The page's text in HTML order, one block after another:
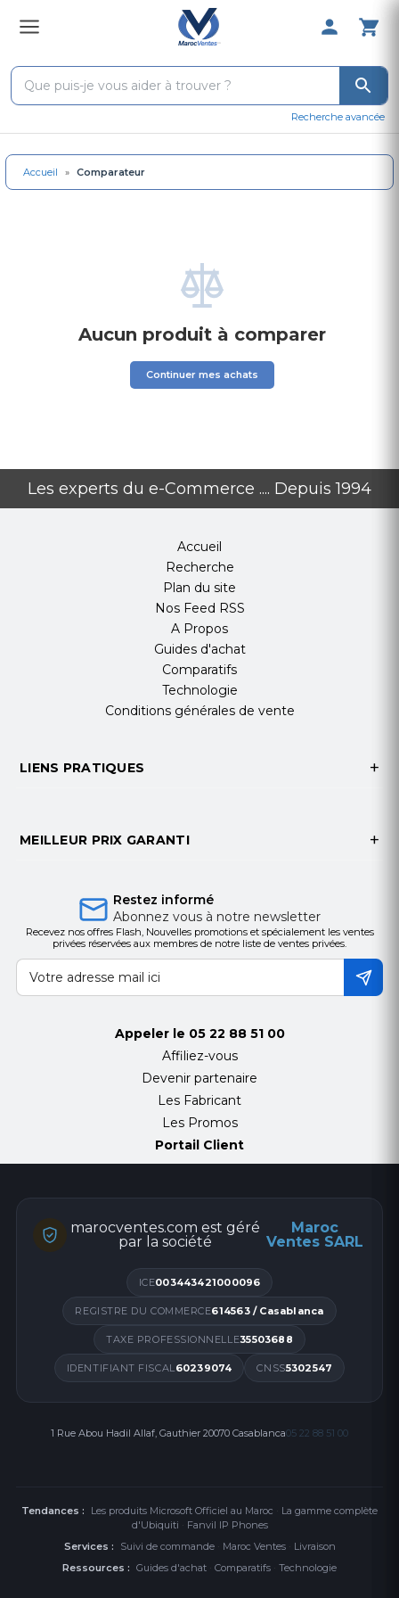
0 Produit
Recherche avancée
Accueil » Comparateur
Aucun produit à comparer
Continuer mes achats
Les experts du e-Commerce .... Depuis 1994
Accueil
Recherche
Plan du site
Nos Feed RSS
A Propos
Guides d'achat
Comparatifs
Technologie
Conditions générales de vente
LIENS PRATIQUES
MEILLEUR PRIX GARANTI
Restez informé
Abonnez vous à notre newsletter
Recevez nos offres Flash, Nouvelles promotions et spécialement les ventes
privées réservées aux membres de notre liste de ventes privées.
Appeler le 05 22 88 51 00
Affiliez-vous
Devenir partenaire
Les Fabricant
Les Promos
Portail Client
marocventes.com est géré
par la société
Maroc
Ventes SARL
ICE003443421000096
REGISTRE DU COMMERCE614563 / Casablanca
TAXE PROFESSIONNELLE35503688
IDENTIFIANT FISCAL60239074 CNSS5302547
1 Rue Abou Hadil Allaf, Gauthier 20070 Casablanca05 22 88 51 00
Tendances : Les produits Microsoft Officiel au Maroc · La gamme complète
d'Ubiquiti · Fanvil IP Phones
Services :
Suivi de commande· Maroc Ventes· Livraison
Ressources : Guides d'achat · Comparatifs · Technologie